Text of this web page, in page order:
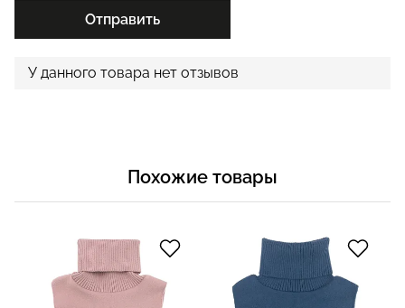
Отправить
У данного товара нет отзывов
Похожие товары